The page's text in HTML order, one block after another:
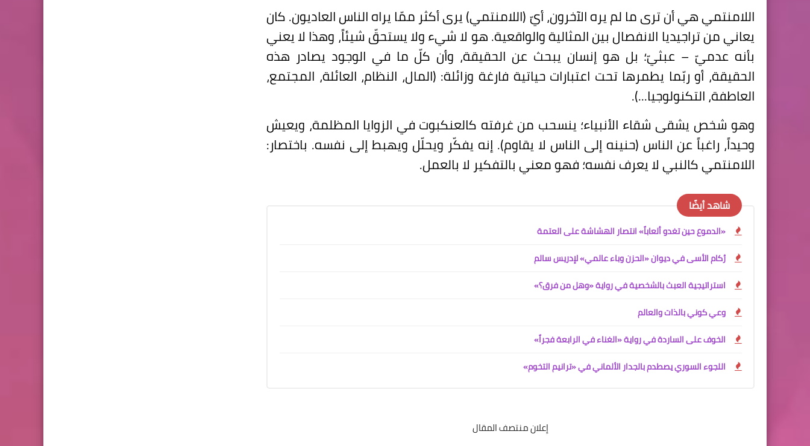
اللامنتمي هي أن ترى ما لم يره الآخرون، أيّ (اللامنتمي) يرى أكثر ممّا يراه الناس العاديون. كان
يعاني من تراجيديا الانفصال بين المثالية والواقعية. هو لا شيء ولا يستحقّ شيئاً، وهذا لا يعني
بأنه عدميّ – عبثيّ؛ بل هو إنسان يبحث عن الحقيقة، وأن كلّ ما في الوجود يصادر هذه
الحقيقة، أو ربّما يطمرها تحت اعتبارات حياتية فارغة وزائلة: (المال، النظام، العائلة، المجتمع،
العاطفة، التكنولوجيا...).
وهو شخص يشقى شقاء الأنبياء؛ ينسحب من غرفته كالعنكبوت في الزوايا المظلمة، ويعيش
وحيداً، راغباً عن الناس (حنينه إلى الناس لا يقاوم). إنه يفكّر ويحلّل ويهبط إلى نفسه. باختصار:
اللامنتمي كالنبي لا يعرف نفسه؛ فهو معني بالتفكير لا بالعمل.
شاهد أيضًا
«الدموع حين تغدو ألعاباً» انتصار الهشاشة على العتمة
رُكام الأسى في ديوان «الحزن وباء عالمي» لإدريس سالم
استراتيجية العبث بالشخصية في رواية «وهل من فرق؟»
وعي كوني بالذات والعالم
الخوف على الساردة في رواية «الغناء في الرابعة فجراً»
اللجوء السوري يصطدم بالجدار الألماني في «ترانيم التخوم»
إعلان منتصف المقال